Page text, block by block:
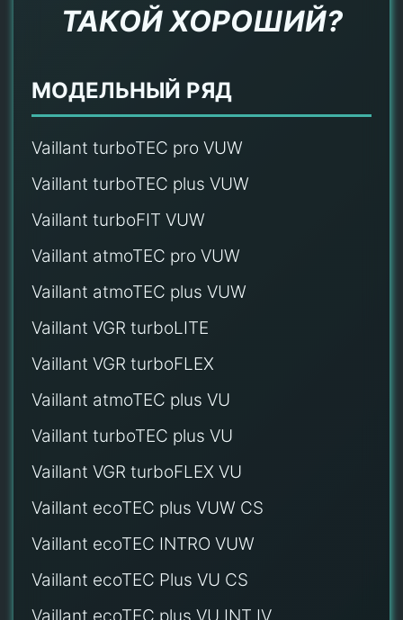
ТАКОЙ ХОРОШИЙ?
МОДЕЛЬНЫЙ РЯД
Vaillant turboTEC pro VUW
Vaillant turboTEC plus VUW
Vaillant turboFIT VUW
Vaillant atmoTEC pro VUW
Vaillant atmoTEC plus VUW
Vaillant VGR turboLITE
Vaillant VGR turboFLEX
Vaillant atmoTEC plus VU
Vaillant turboTEC plus VU
Vaillant VGR turboFLEX VU
Vaillant ecoTEC plus VUW CS
Vaillant ecoTEC INTRO VUW
Vaillant ecoTEC Plus VU CS
Vaillant ecoTEC plus VU INT IV